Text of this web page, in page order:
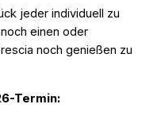
jeder individuell zu
einen oder
noch genießen zu
Termin: